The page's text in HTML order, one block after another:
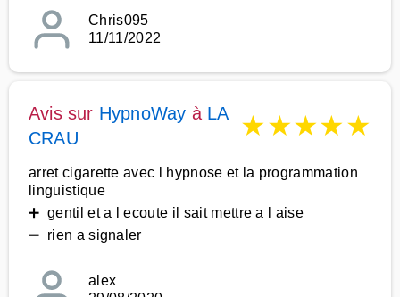
Chris095
11/11/2022
Avis sur HypnoWay à LA
CRAU
★★★★★
arret cigarette avec l hypnose et la programmation
linguistique
➕ gentil et a l ecoute il sait mettre a l aise
➖ rien a signaler
alex